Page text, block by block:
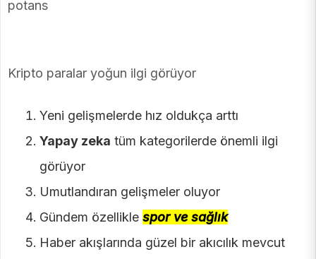
potans
Kripto paralar yoğun ilgi görüyor
Yeni gelişmelerde hız oldukça arttı
Yapay zeka tüm kategorilerde önemli ilgi
görüyor
Umutlandıran gelişmeler oluyor
Gündem özellikle spor ve sağlık
Haber akışlarında güzel bir akıcılık mevcut